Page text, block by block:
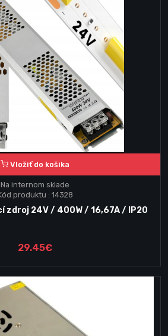
Vložiť do košika
Na internom sklade
produktu : 14328
zdroj 24V / 400W / 16,67A / IP20
29.45€